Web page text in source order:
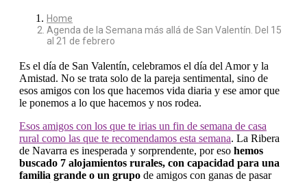
Home
Agenda de la Semana más allá de San Valentín. Del 15
al 21 de febrero
Es el día de San Valentín, celebramos el día del Amor y la
Amistad. No se trata solo de la pareja sentimental, sino de
esos amigos con los que hacemos vida diaria y ese amor que
le ponemos a lo que hacemos y nos rodea.
Esos amigos con los que te irias un fin de semana de casa
rural como las que te recomendamos esta semana. La Ribera
de Navarra es inesperada y sorprendente, por eso hemos
buscado 7 alojamientos rurales, con capacidad para una
familia grande o un grupo de amigos con ganas de pasar